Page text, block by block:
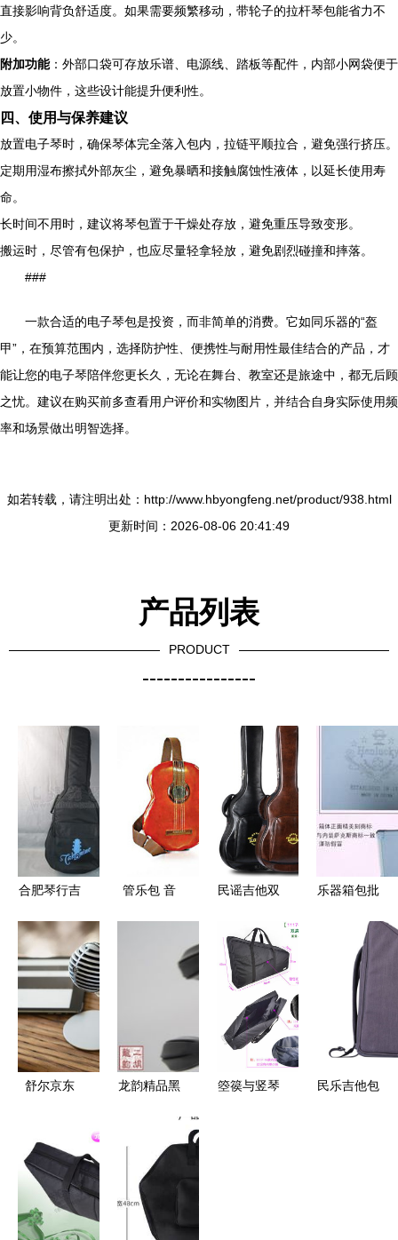
直接影响背负舒适度。如果需要频繁移动，带轮子的拉杆琴包能省力不
少。
附加功能：外部口袋可存放乐谱、电源线、踏板等配件，内部小网袋便于
放置小物件，这些设计能提升便利性。
四、使用与保养建议
放置电子琴时，确保琴体完全落入包内，拉链平顺拉合，避免强行挤压。
定期用湿布擦拭外部灰尘，避免暴晒和接触腐蚀性液体，以延长使用寿
命。
长时间不用时，建议将琴包置于干燥处存放，避免重压导致变形。
搬运时，尽管有包保护，也应尽量轻拿轻放，避免剧烈碰撞和摔落。
###
一款合适的电子琴包是投资，而非简单的消费。它如同乐器的“盔
甲”，在预算范围内，选择防护性、便携性与耐用性最佳结合的产品，才
能让您的电子琴陪伴您更长久，无论在舞台、教室还是旅途中，都无后顾
之忧。建议在购买前多查看用户评价和实物图片，并结合自身实际使用频
率和场景做出明智选择。
如若转载，请注明出处：http://www.hbyongfeng.net/product/938.html
更新时间：2026-08-06 20:41:49
产品列表
PRODUCT
----------------
合肥琴行吉
南 最新最
全产品参考
管乐包 音
民谣吉他双
南 价格、
购买渠道与
使用体验
乐器箱包批
靠的民乐包
厂家货源与
供应信息指
南
舒尔京东
物节 吉他
包的炸裂优
惠，为你的
音乐之旅护
龙韵精品黑
质承诺的完
美融合
箜篌与竖琴
民乐吉他包